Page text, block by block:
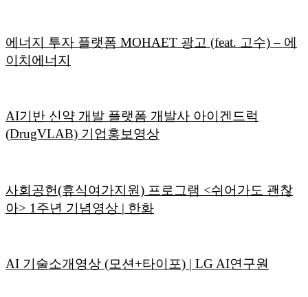
에너지 투자 플랫폼 MOHAET 광고 (feat. 고수) – 에
이치에너지
AI기반 신약 개발 플랫폼 개발사 아이겐드럭
(DrugVLAB) 기업홍보영상
사회공헌(휴식여가지원) 프로그램 <쉬어가도 괜찮
아> 1주년 기념영상 | 한화
AI 기술소개영상 (모션+타이포) | LG AI연구원